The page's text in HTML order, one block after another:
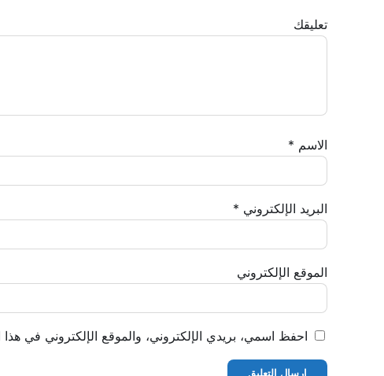
تعليقك
الاسم *
البريد الإلكتروني *
الموقع الإلكتروني
احفظ اسمي، بريدي الإلكتروني، والموقع الإلكتروني في